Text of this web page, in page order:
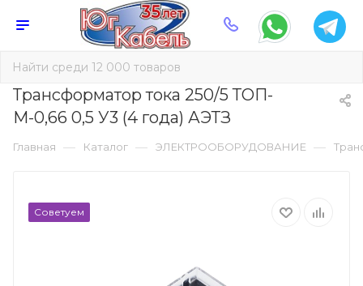
Трансформатор тока 250/5 ТОП-
М-0,66 0,5 У3 (4 года) АЭТЗ
Главная — Каталог — ЭЛЕКТРООБОРУДОВАНИЕ —
Советуем